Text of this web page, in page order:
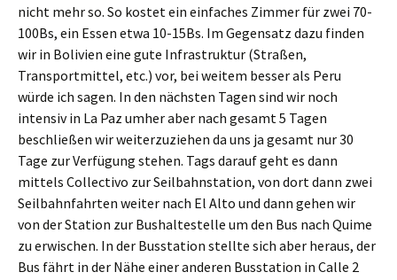
nicht mehr so. So kostet ein einfaches Zimmer für zwei 70-
100Bs, ein Essen etwa 10-15Bs. Im Gegensatz dazu finden
wir in Bolivien eine gute Infrastruktur (Straßen,
Transportmittel, etc.) vor, bei weitem besser als Peru
würde ich sagen. In den nächsten Tagen sind wir noch
intensiv in La Paz umher aber nach gesamt 5 Tagen
beschließen wir weiterzuziehen da uns ja gesamt nur 30
Tage zur Verfügung stehen. Tags darauf geht es dann
mittels Collectivo zur Seilbahnstation, von dort dann zwei
Seilbahnfahrten weiter nach El Alto und dann gehen wir
von der Station zur Bushaltestelle um den Bus nach Quime
zu erwischen. In der Busstation stellte sich aber heraus, der
Bus fährt in der Nähe einer anderen Busstation in Calle 2